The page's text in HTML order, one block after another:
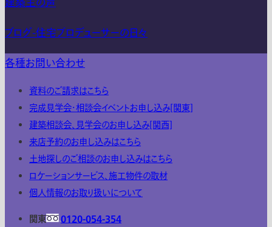
ブログ-住宅プロデューサーの日々
各種お問い合わせ
資料のご請求はこちら
完成見学会・相談会イベントお申し込み[関東]
建築相談会、見学会のお申し込み[関西]
来店予約のお申し込みはこちら
土地探しのご相談のお申し込みはこちら
ロケーションサービス、施工物件の取材
個人情報のお取り扱いについて
関東
0120-054-354